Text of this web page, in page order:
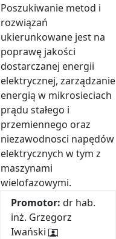
Poszukiwanie metod i
rozwiązań
ukierunkowane jest na
poprawę jakości
dostarczanej energii
elektrycznej, zarządzanie
energią w mikrosieciach
prądu stałego i
przemiennego oraz
niezawodnosci napędów
elektrycznych w tym z
maszynami
wielofazowymi.
Promotor: dr hab.
inż. Grzegorz
Iwański